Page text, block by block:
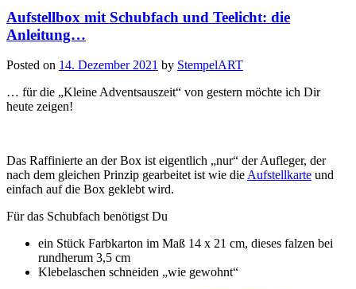
Aufstellbox mit Schubfach und Teelicht: die
Anleitung…
Posted on 14. Dezember 2021 by StempelART
… für die „Kleine Adventsauszeit“ von gestern möchte ich Dir
heute zeigen!
Das Raffinierte an der Box ist eigentlich „nur“ der Aufleger, der
nach dem gleichen Prinzip gearbeitet ist wie die Aufstellkarte und
einfach auf die Box geklebt wird.
Für das Schubfach benötigst Du
ein Stück Farbkarton im Maß 14 x 21 cm, dieses falzen bei
rundherum 3,5 cm
Klebelaschen schneiden „wie gewohnt“